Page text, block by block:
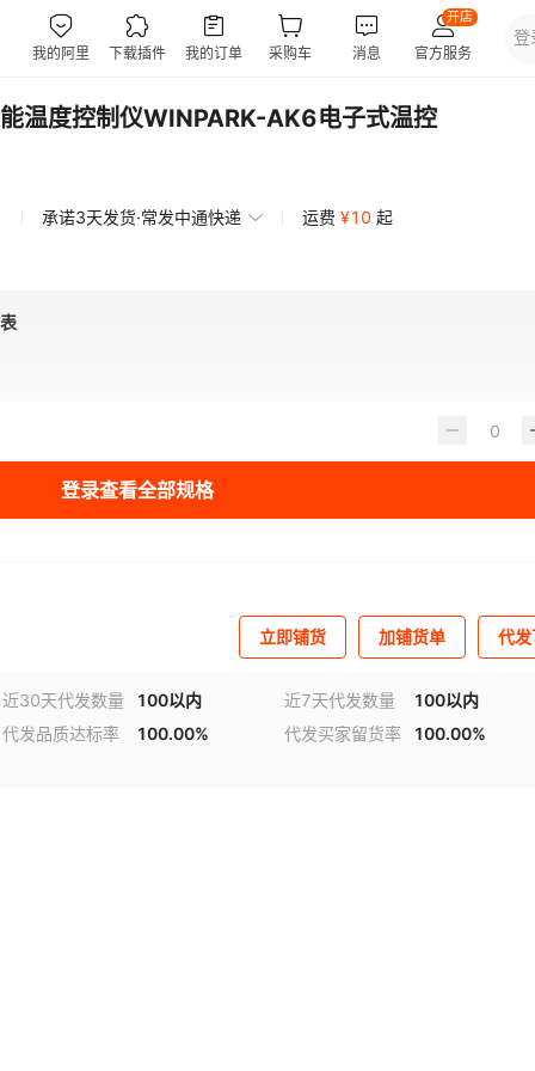
温度控制仪WINPARK-AK6电子式温控
承诺3天发货·常发中通快递 运费 ¥10 起
登录查看全部规格
立即铺货 加铺货单 代
近30天代发数量 100以内 近7天代发数量
100以内
代发品质达标率
100.00% 代发买家留货率 100.00%